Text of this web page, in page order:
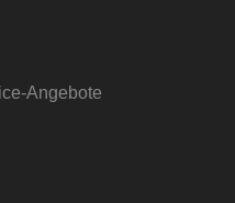
Angebote